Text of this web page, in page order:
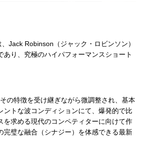
Jack Robinson（ジャック・ロビンソン）
あり、究極のハイパフォーマンスショート
の特徴を受け継ぎながら微調整され、基本
ントな波コンディションにて、爆発的で比
を求める現代のコンペティターに向けて作
完璧な融合（シナジー）を体感できる最新